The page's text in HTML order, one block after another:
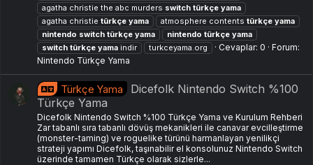
agatha christie the abc murders switch türkçe yama
agatha christie türkçe yama atmosphere contents türkçe yama
nintendo switch türkçe yama nintendo türkçe yama
switch türkçe yama indir turkceyama.org Cevaplar: 0
Forum:
Nintendo Türkçe Yama
Türkçe Yama
Dicefolk Nintendo Switch %100
Türkçe Yama
Dicefolk Nintendo Switch %100 Türkçe Yama ve Kurulum Rehberi
Zar tabanlı sıra tabanlı dövüş mekanikleri ile canavar evcilleştirme
(monster-taming) ve roguelike türünü harmanlayan yenilikçi
strateji yapımı Dicefolk, taşınabilir el konsolunuz Nintendo Switch
üzerinde tamamen Türkçe olarak sizlerle...